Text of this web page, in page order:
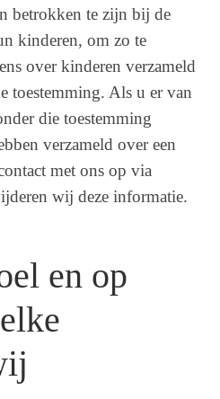
betrokken te zijn bij de
kinderen, om zo te
over kinderen verzameld
toestemming. Als u er van
die toestemming
verzameld over een
met ons op via
wij deze informatie.
en op